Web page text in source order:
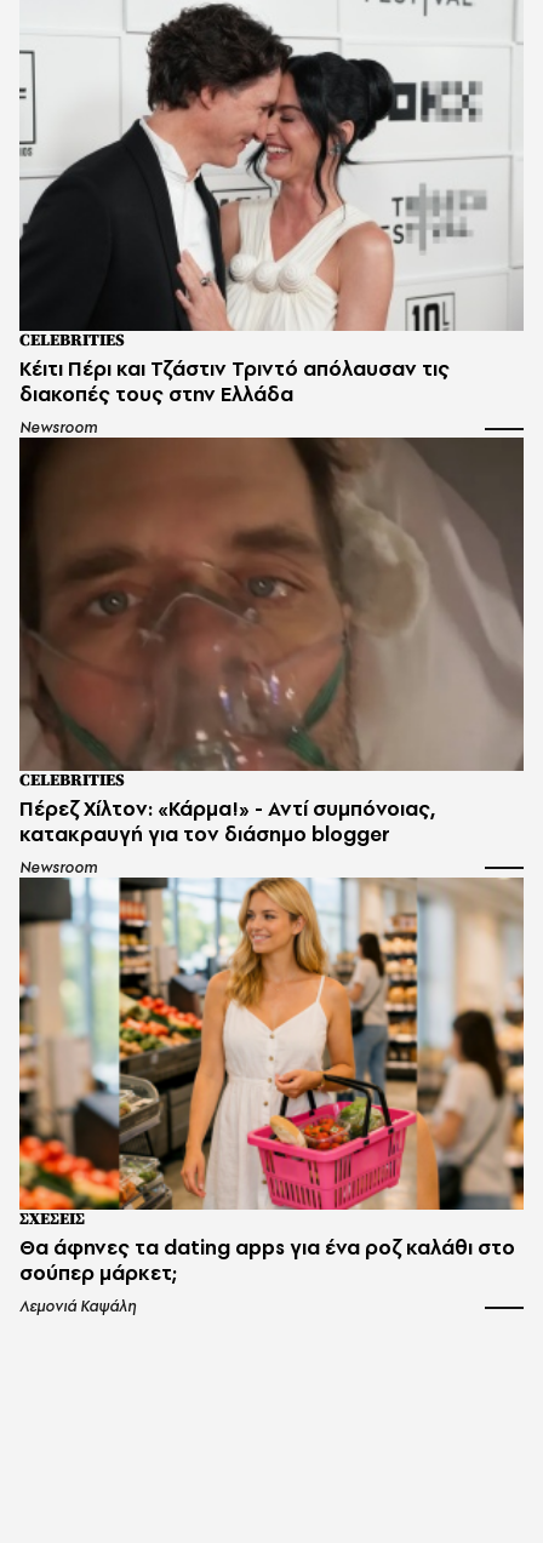
CELEBRITIES
Κέιτι Πέρι και Τζάστιν Τριντό απόλαυσαν τις
διακοπές τους στην Ελλάδα
Newsroom
CELEBRITIES
Πέρεζ Χίλτον: «Κάρμα!» - Αντί συμπόνοιας,
κατακραυγή για τον διάσημο blogger
Newsroom
ΣΧΕΣΕΙΣ
Θα άφηνες τα dating apps για ένα ροζ καλάθι στο
σούπερ μάρκετ;
Λεμονιά Καψάλη